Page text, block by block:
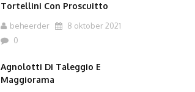
Tortellini Con Proscuitto
beheerder
8 oktober 2021
0
Agnolotti Di Taleggio E
Maggiorama